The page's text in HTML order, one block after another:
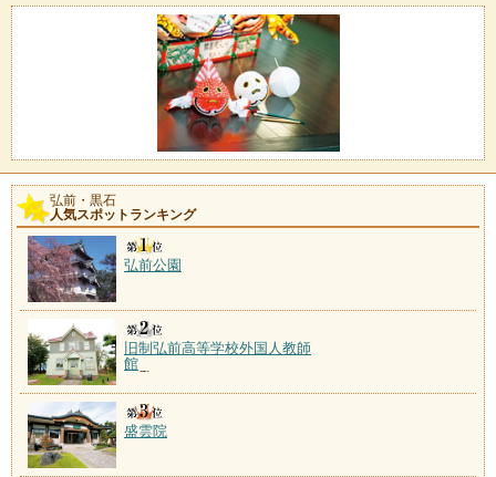
弘前・黒石
人気スポットランキング
弘前公園
旧制弘前高等学校外国人教師
館
盛雲院